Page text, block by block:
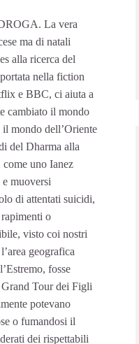
La vera
ma di natali
alla ricerca del
nella fiction
e BBC, ci aiuta a
cambiato il mondo
mondo dell’Oriente
del Dharma alla
uno Ianez
muoversi
di attentati suicidi,
o
visto coi nostri
geografica
fosse
Tour dei Figli
potevano
o fumandosi il
dei rispettabili